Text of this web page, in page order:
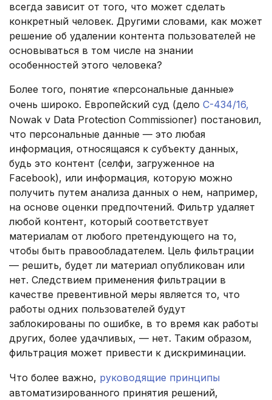
всегда зависит от того, что может сделать
конкретный человек. Другими словами, как может
решение об удалении контента пользователей не
основываться в том числе на знании
особенностей этого человека?
Более того, понятие «персональные данные»
очень широко. Европейский суд (дело C-434/16,
Nowak v Data Protection Commissioner) постановил,
что персональные данные — это любая
информация, относящаяся к субъекту данных,
будь это контент (селфи, загруженное на
Facebook), или информация, которую можно
получить путем анализа данных о нем, например,
на основе оценки предпочтений. Фильтр удаляет
любой контент, который соответствует
материалам от любого претендующего на то,
чтобы быть правообладателем. Цель фильтрации
— решить, будет ли материал опубликован или
нет. Следствием применения фильтрации в
качестве превентивной меры является то, что
работы одних пользователей будут
заблокированы по ошибке, в то время как работы
других, более удачливых, — нет. Таким образом,
фильтрация может привести к дискриминации.
Что более важно, руководящие принципы
автоматизированного принятия решений,